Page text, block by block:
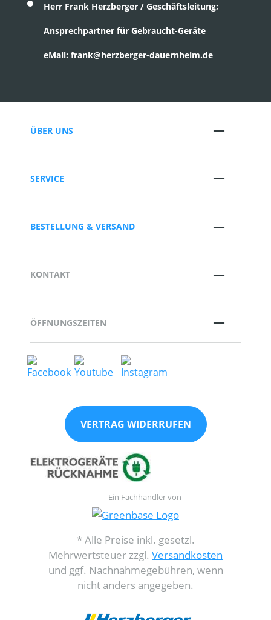
Herr Frank Herzberger / Geschäftsleitung;
Ansprechpartner für Gebraucht-Geräte
eMail: frank@herzberger-dauernheim.de
ÜBER UNS
SERVICE
BESTELLUNG & VERSAND
KONTAKT
ÖFFNUNGSZEITEN
VERTRAG WIDERRUFEN
Ein Fachhändler von
* Alle Preise inkl. gesetzl.
Mehrwertsteuer zzgl. Versandkosten
und ggf. Nachnahmegebühren, wenn
nicht anders angegeben.